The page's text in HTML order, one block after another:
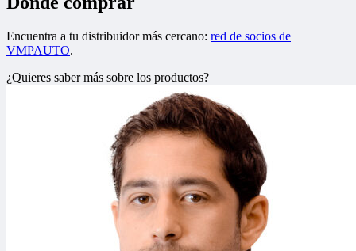
Encuentra a tu distribuidor más cercano: red de socios de
VMPAUTO.
¿Quieres saber más sobre los productos?